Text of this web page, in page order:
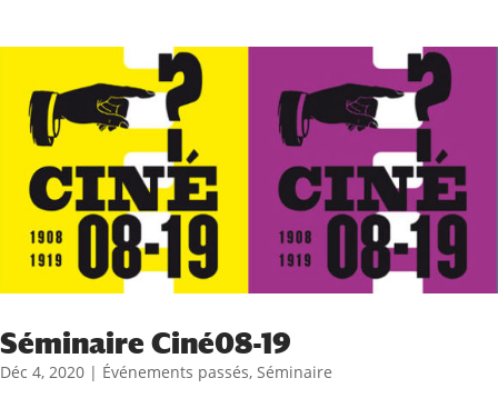
Séminaire Ciné08-19
Déc 4, 2020 | Événements passés, Séminaire